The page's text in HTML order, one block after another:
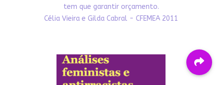
tem que garantir orçamento.
Célia Vieira e Gilda Cabral - CFEMEA 2011